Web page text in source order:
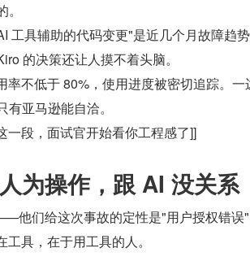
工具辅助的代码变更"是近几个月故障趋势
的决策还让人摸不着头脑。
不低于 80%，使用进度被密切追踪。一
亚马逊能自洽。
一段，面试官开始看你工程感了]]
为操作，跟 AI 没关系
他们给这次事故的定性是"用户授权错误
具，在于用工具的人。